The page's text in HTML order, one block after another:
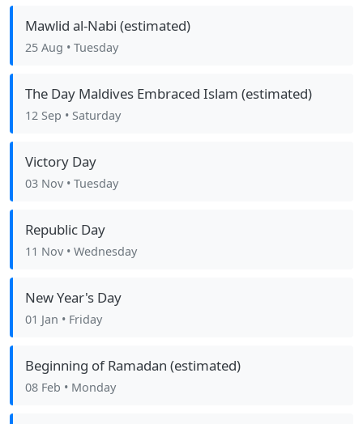
Mawlid al-Nabi (estimated)
25 Aug • Tuesday
The Day Maldives Embraced Islam (estimated)
12 Sep • Saturday
Victory Day
03 Nov • Tuesday
Republic Day
11 Nov • Wednesday
New Year's Day
01 Jan • Friday
Beginning of Ramadan (estimated)
08 Feb • Monday